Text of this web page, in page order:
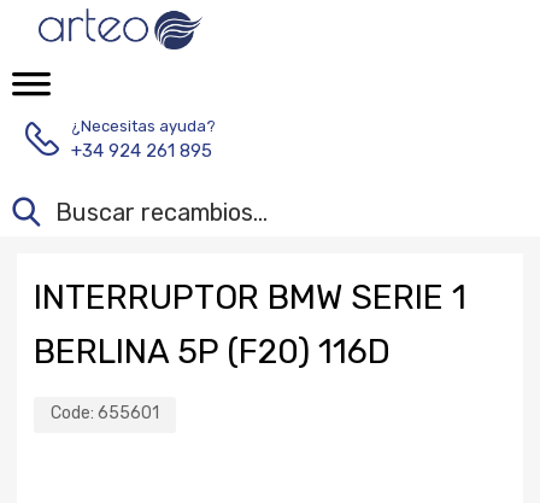
¿Necesitas ayuda?
+34 924 261 895
INTERRUPTOR BMW SERIE 1
BERLINA 5P (F20) 116D
Code: 655601